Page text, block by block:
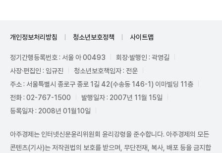
개인정보처리방침 청소년보호정책 사이트맵
정기간행등록번호 : 서울 아 00493
회장·발행인 : 곽영길
사장·편집인 : 임규진
청소년보호책임자 : 전운
주소 : 서울특별시 종로구 종로 1길 42(수송동 146-1) 이마빌딩 11층
전화 : 02-767-1500
발행일자 : 2007년 11월 15일
등록일자 : 2008년 01월10일
아주경제는 인터넷신문윤리위원회 윤리강령을 준수합니다. 아주경제의 모든
콘텐츠(기사)는 저작권법의 보호를 받으며, 무단전재, 복사, 배포 등을 금지합